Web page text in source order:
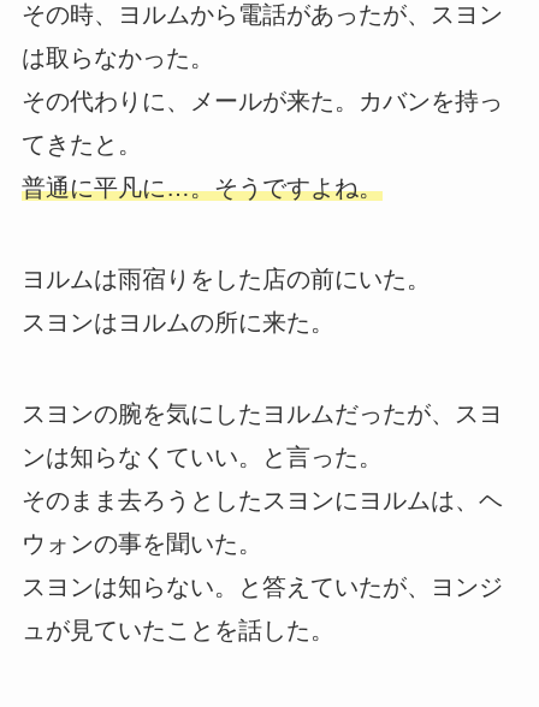
その時、ヨルムから電話があったが、スヨン
は取らなかった。
その代わりに、メールが来た。カバンを持っ
てきたと。
普通に平凡に…。そうですよね。
ヨルムは雨宿りをした店の前にいた。
スヨンはヨルムの所に来た。
スヨンの腕を気にしたヨルムだったが、スヨ
ンは知らなくていい。と言った。
そのまま去ろうとしたスヨンにヨルムは、ヘ
ウォンの事を聞いた。
スヨンは知らない。と答えていたが、ヨンジ
ュが見ていたことを話した。